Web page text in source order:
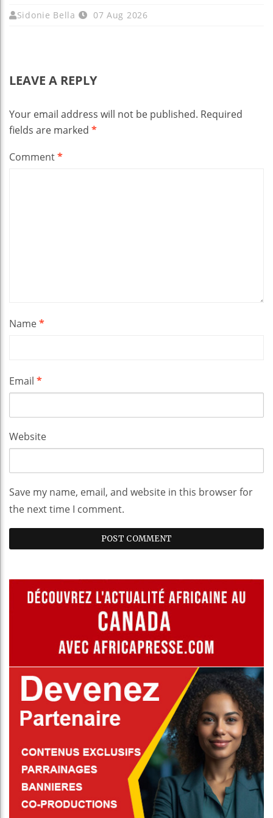
Sidonie Bella 07 Aug 2026
LEAVE A REPLY
Your email address will not be published. Required
fields are marked *
Comment*
Name*
Email *
Website
Save my name, email, and website in this browser for
the next time I comment.